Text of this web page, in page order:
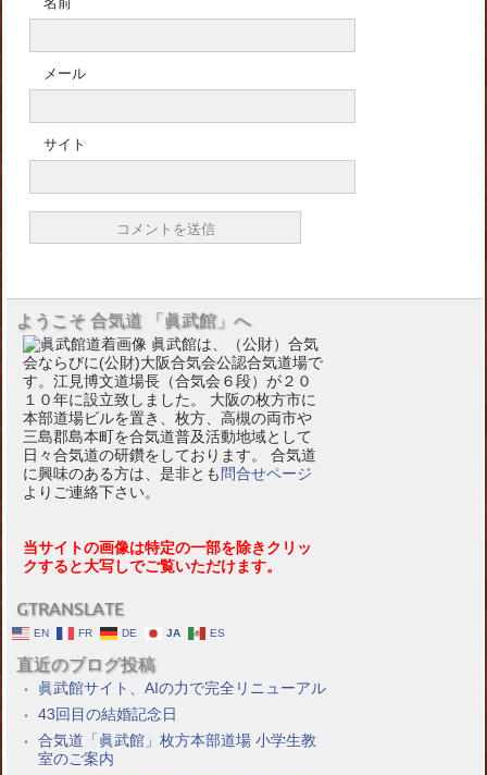
メール
サイト
ようこそ 合気道 「眞武館」へ
眞武館は、（公財）合気
会ならびに(公財)大阪合気会公認合気道場で
す。江見博文道場長（合気会６段）が２０
１０年に設立致しました。 大阪の枚方市に
本部道場ビルを置き、枚方、高槻の両市や
三島郡島本町を合気道普及活動地域として
日々合気道の研鑽をしております。 合気道
に興味のある方は、是非とも 問合せページ
よりご連絡下さい。
当サイトの画像は特定の一部を除きクリッ
クすると大写しでご覧いただけます。
GTRANSLATE
EN FR DE JA ES
直近のブログ投稿
眞武館サイト、AIの力で完全リニューアル
43回目の結婚記念日
合気道「眞武館」枚方本部道場 小学生教
室のご案内